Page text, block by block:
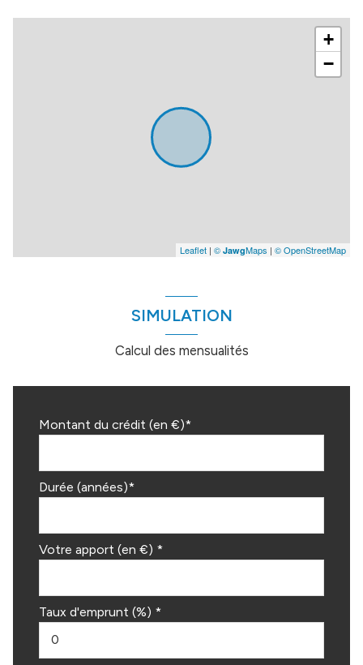
+
−
Leaflet | © JawgMaps | © OpenStreetMap
SIMULATION
Calcul des mensualités
Montant du crédit (en €)*
Durée (années)*
Votre apport (en €) *
Taux d'emprunt (%) *